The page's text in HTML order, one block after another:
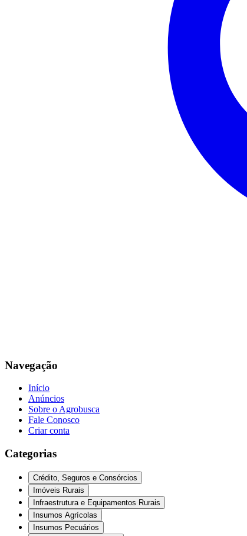
Navegação
Início
Anúncios
Sobre o Agrobusca
Fale Conosco
Criar conta
Categorias
Crédito, Seguros e Consórcios
Imóveis Rurais
Infraestrutura e Equipamentos Rurais
Insumos Agrícolas
Insumos Pecuários